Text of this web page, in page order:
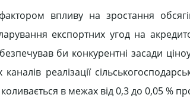
впливу на зростання
експортних угод на
би конкурентні засади
реалізації
в межах від 0,3 до 0,05 %